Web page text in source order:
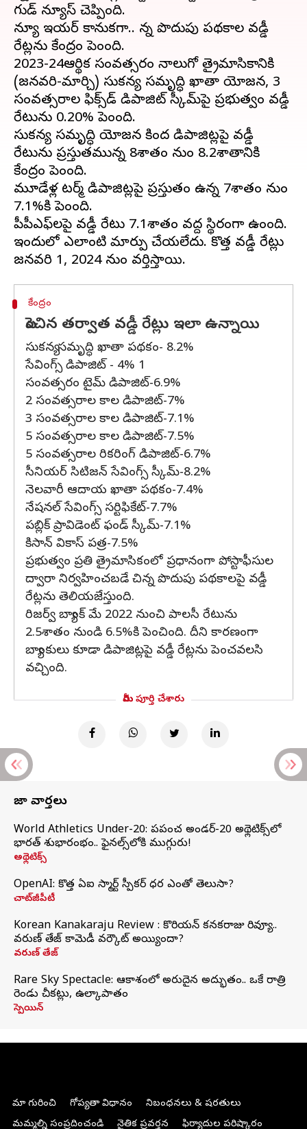
గుడ్ న్యూస్ చెప్పింది.
న్యూ ఇయర్ కానుకగా.. చిన్న పొదుపు పథకాల వడ్డీ
రేట్లను కేంద్రం పెంచింది.
2023-24ఆర్థిక సంవత్సరం నాలుగో త్రైమాసికానికి
(జనవరి-మార్చి) సుకన్య సమృద్ధి ఖాతా యోజన, 3
సంవత్సరాల ఫిక్స్‌డ్ డిపాజిట్ స్కీమ్‌పై ప్రభుత్వం వడ్డీ
రేటును 0.20% పెంచింది.
సుకన్య సమృద్ధి యోజన కింద డిపాజిట్లపై వడ్డీ
రేటును ప్రస్తుతమున్న 8శాతం నుంచి 8.2శాతానికి
కేంద్రం పెంచింది.
మూడేళ్ల టర్మ్ డిపాజిట్లపై ప్రస్తుతం ఉన్న 7శాతం నుంచి
7.1%కి పెంచింది.
పీపీఎఫ్‌లపై వడ్డీ రేటు 7.1శాతం వద్ద స్థిరంగా ఉంచింది.
ఇందులో ఎలాంటి మార్పు చేయలేదు. కొత్త వడ్డీ రేట్లు
కేంద్రం
పెంచిన తర్వాత వడ్డీ రేట్లు ఇలా ఉన్నాయి
సుకన్య సమృద్ధి ఖాతా పథకం- 8.2%
సేవింగ్స్ డిపాజిట్ - 4% 1
సంవత్సరం టైమ్ డిపాజిట్-6.9%
2 సంవత్సరాల కాల డిపాజిట్-7%
3 సంవత్సరాల కాల డిపాజిట్-7.1%
5 సంవత్సరాల కాల డిపాజిట్-7.5%
5 సంవత్సరాల రికరింగ్ డిపాజిట్-6.7%
సీనియర్ సిటిజన్ సేవింగ్స్ స్కీమ్-8.2%
నెలవారీ ఆదాయ ఖాతా పథకం-7.4%
నేషనల్ సేవింగ్స్ సర్టిఫికేట్-7.7%
పబ్లిక్ ప్రావిడెంట్ ఫండ్ స్కీమ్-7.1%
కిసాన్ వికాస్ పత్ర-7.5%
ప్రభుత్వం ప్రతి త్రైమాసికంలో ప్రధానంగా పోస్టాఫీసుల
ద్వారా నిర్వహించబడే చిన్న పొదుపు పథకాలపై వడ్డీ
రేట్లను తెలియజేస్తుంది.
రిజర్వ్ బ్యాంక్ మే 2022 నుంచి పాలసీ రేటును
2.5శాతం నుండి 6.5%కి పెంచింది. దీని కారణంగా
బ్యాంకులు కూడా డిపాజిట్లపై వడ్డీ రేట్లను పెంచవలసి
వచ్చింది.
మీరు పూర్తి చేశారు
తాజా వార్తలు
World Athletics Under-20: ప్రపంచ అండర్-20 అథ్లెటిక్స్‌లో
భారత్‌ శుభారంభం.. ఫైనల్స్‌లోకి ముగ్గురు!
అథ్లెటిక్స్
OpenAI: కొత్త ఏఐ స్మార్ట్ స్పీకర్ ధర ఎంతో తెలుసా?
చాట్‌జీపీటీ
Korean Kanakaraju Review : కొరియన్ కనకరాజు రివ్యూ..
వరుణ్ తేజ్ కామెడీ వర్కౌట్ అయ్యిందా?
వరుణ్ తేజ్
Rare Sky Spectacle: ఆకాశంలో అరుదైన అద్భుతం.. ఒకే రాత్రి
రెండు చీకట్లు, ఉల్కాపాతం
స్పెయిన్
మా గురించి గోప్యతా విధానం
నిబంధనలు & షరతులు
మమ్మల్ని సంప్రదించండి
నైతిక ప్రవర్తన ఫిర్యాదుల పరిష్కారం